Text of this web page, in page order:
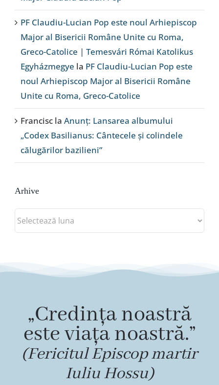
PF Claudiu-Lucian Pop este noul Arhiepiscop
Major al Bisericii Române Unite cu Roma,
Greco-Catolice | Temesvári Római Katolikus
Egyházmegye la PF Claudiu-Lucian Pop este
noul Arhiepiscop Major al Bisericii Române
Unite cu Roma, Greco-Catolice
Francisc la Anunț: Lansarea albumului
„Codex Basilianus: Cântecele și colindele
călugărilor bazilieni”
Arhive
Arhive
„Credința noastră
este viața noastră.”
(Fericitul Episcop martir
Iuliu Hossu)